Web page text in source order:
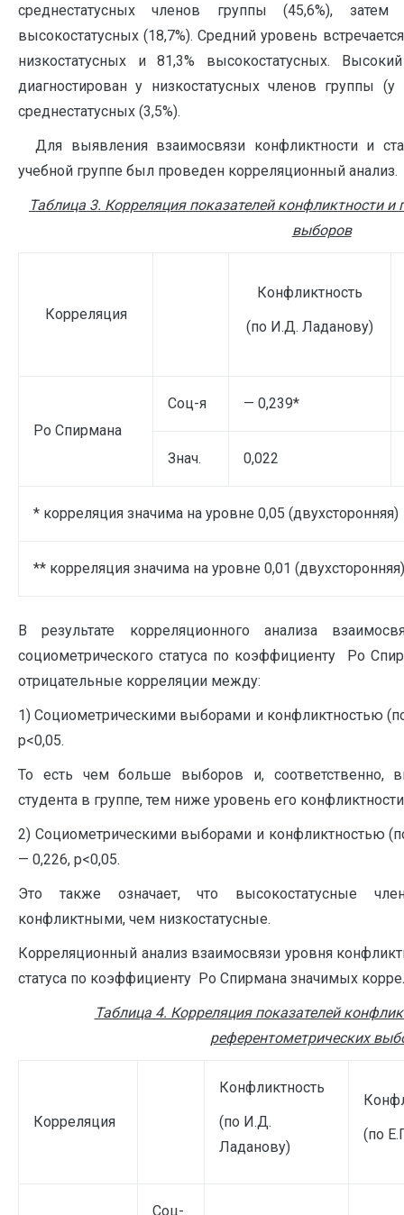
среднестатусных членов группы (45,6%),
высокостатусных (18,7%). Средний уровень
низкостатусных и 81,3% высокостатусных.
диагностирован у низкостатусных членов группы
среднестатусных (3,5%).
Для выявления взаимосвязи конфликтности и
учебной группе был проведен корреляционный анализ.
Таблица 3. Корреляция показателей конфликтности и
выборов
Корреляция
Конфликтность
(по И.Д. Ладанову)
Po Спирмана
Соц-я — 0,239*
Знач. 0,022
* корреляция значима на уровне 0,05 (двухсторонняя)
** корреляция значима на уровне 0,01 (двухсторонняя)
В результате корреляционного анализа
социометрического статуса по коэффициенту Po
отрицательные корреляции между:
1) Социометрическими выборами и
p<0,05.
То есть чем больше выборов и, соответственно,
студента в группе, тем ниже уровень его
2) Социометрическими выборами и конфликтностью
— 0,226, p<0,05.
Это также означает, что высокостатусные
конфликтными, чем низкостатусные.
Корреляционный анализ взаимосвязи уровня
статуса по коэффициенту Po Спирмана значимых
Таблица 4. Корреляция показателей
референтометрических
Корреляция
Конфликтность
(по И.Д.
Ладанову)
(по
Соц-